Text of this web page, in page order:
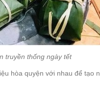
truyền thống ngày tết
hòa quyện với nhau để tạo